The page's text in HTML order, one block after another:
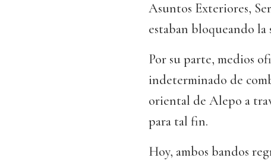
Asuntos Exteriores,
estaban bloqueando la
Por su parte, medios
indeterminado de
oriental de Alepo a
para tal fin.
Hoy, ambos bandos